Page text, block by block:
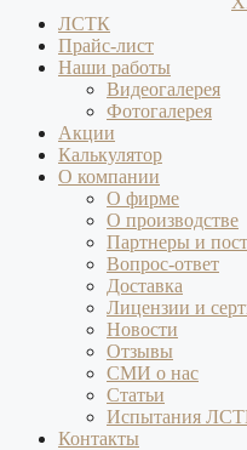
ЛСТК
Прайс-лист
Наши работы
Видеогалерея
Фотогалерея
Акции
Калькулятор
О компании
О фирме
О производстве
Партнеры и
Вопрос-ответ
Доставка
Лицензии и
Новости
Отзывы
СМИ о нас
Статьи
Испытания
Контакты